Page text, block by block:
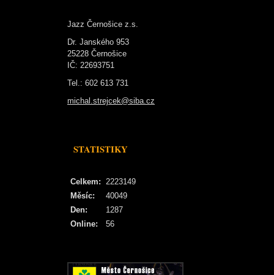
Jazz Černošice z.s.
Dr. Janského 953
25228 Černošice
IČ: 22693751
Tel.: 602 613 731
michal.strejcek@siba.cz
STATISTIKY
Online: 56
Celkem: 2223149
Měsíc:
40049
Den:
1287